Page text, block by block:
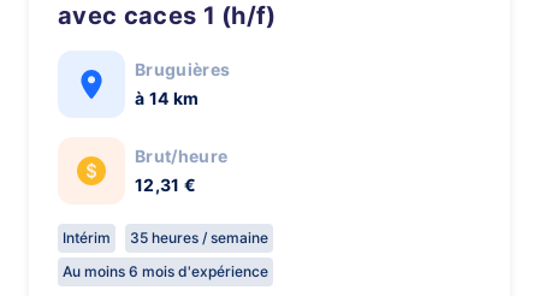
avec caces 1 (h/f)
Bruguières
à 14 km
Brut/heure
12,31 €
Intérim
35 heures / semaine
Au moins 6 mois d'expérience